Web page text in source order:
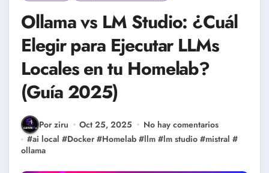
Ollama vs LM Studio: ¿Cuál
Elegir para Ejecutar LLMs
Locales en tu Homelab?
(Guía 2025)
Por ziru Oct 25, 2025
No hay comentarios
#ai local #Docker #Homelab #llm #lm studio #mistral #
ollama